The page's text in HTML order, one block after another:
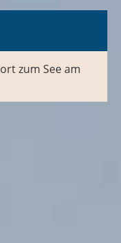
zum See am